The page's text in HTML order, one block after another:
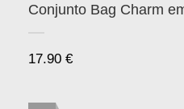
Conjunto Bag Charm
17.90 €